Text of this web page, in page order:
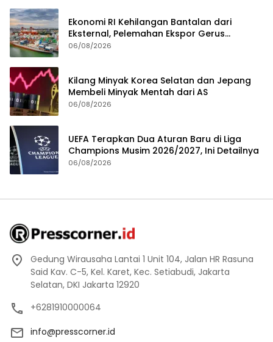
Ekonomi RI Kehilangan Bantalan dari
Eksternal, Pelemahan Ekspor Gerus
Pertumbuhan
06/08/2026
Kilang Minyak Korea Selatan dan Jepang
Membeli Minyak Mentah dari AS
06/08/2026
UEFA Terapkan Dua Aturan Baru di Liga
Champions Musim 2026/2027, Ini Detailnya
06/08/2026
Gedung Wirausaha Lantai 1 Unit 104, Jalan HR Rasuna
Said Kav. C-5, Kel. Karet, Kec. Setiabudi, Jakarta
Selatan, DKI Jakarta 12920
+6281910000064
info@presscorner.id